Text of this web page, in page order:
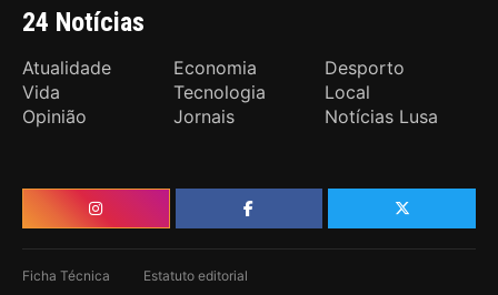
24 Notícias
Atualidade Economia
Desporto
Vida
Tecnologia
Local
Opinião
Jornais Notícias Lusa
Ficha Técnica Estatuto editorial